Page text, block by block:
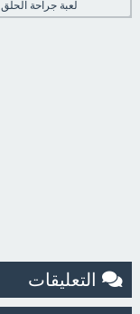
لعبة جراحة الحلق 2
التعليقات